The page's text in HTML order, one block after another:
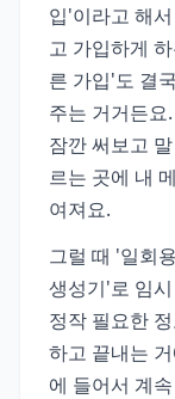
입'이라고 해
고 가입하게
른 가입'도 결
주는 거거든요
잠깐 써보고
르는 곳에 내
여져요.
그럴 때 '일회
생성기'로 임
정작 필요한
하고 끝내는
에 들어서 계